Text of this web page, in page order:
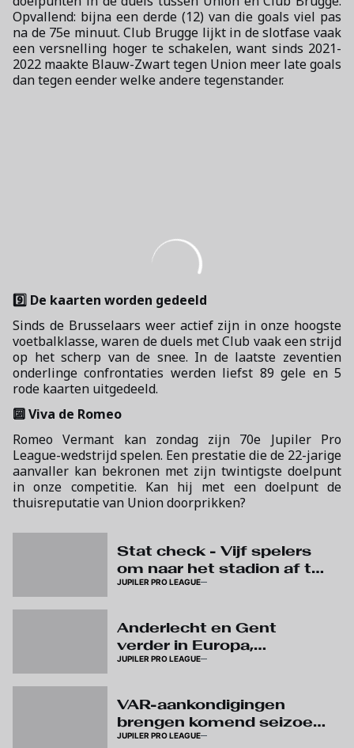
Opvallend: bijna een derde (12) van die goals viel pas
na de 75e minuut. Club Brugge lijkt in de slotfase vaak
een versnelling hoger te schakelen, want sinds 2021-
2022 maakte Blauw-Zwart tegen Union meer late goals
dan tegen eender welke andere tegenstander.
9️⃣ De kaarten worden gedeeld
Sinds de Brusselaars weer actief zijn in onze hoogste
voetbalklasse, waren de duels met Club vaak een strijd
op het scherp van de snee. In de laatste zeventien
onderlinge confrontaties werden liefst 89 gele en 5
rode kaarten uitgedeeld.
🔟 Viva de Romeo
Romeo Vermant kan zondag zijn 70e Jupiler Pro
League-wedstrijd spelen. Een prestatie die de 22-jarige
aanvaller kan bekronen met zijn twintigste doelpunt
in onze competitie. Kan hij met een doelpunt de
thuisreputatie van Union doorprikken?
Stat check - Vijf spelers
om naar het stadion af te
zakken
JUPILER PRO LEAGUE
Anderlecht en Gent
verder in Europa,
wedstrijden op speeldag
JUPILER PRO LEAGUE
VAR-aankondigingen
brengen komend seizoen
meer duidelijkheid over
JUPILER PRO LEAGUE